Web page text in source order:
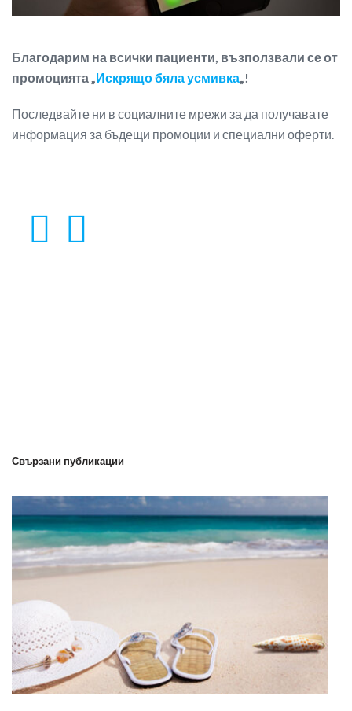
Благодарим на всички пациенти, възползвали се от
промоцията „Искрящо бяла усмивка„!
Последвайте ни в социалните мрежи за да получавате
информация за бъдещи промоции и специални оферти.
Свързани публикации